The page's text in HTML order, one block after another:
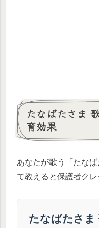
たなばたさま
育効果
あなたが歌う「たな
て教えると保護者クレ
たなばたさま